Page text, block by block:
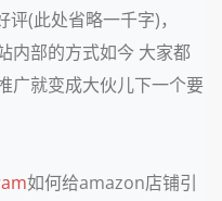
评(此处省略一千字)，
内部的方式如今 大家都
广就变成大伙儿下一个要
如何给amazon店铺引